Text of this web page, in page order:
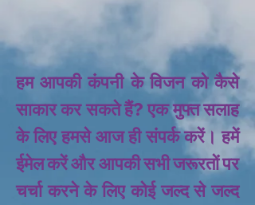
हम आपकी कंपनी के विजन को कैसे
साकार कर सकते हैं? एक मुफ्त सलाह
के लिए हमसे आज ही संपर्क करें। हमें
ईमेल करें और आपकी सभी जरूरतों पर
चर्चा करने के लिए कोई जल्द से जल्द